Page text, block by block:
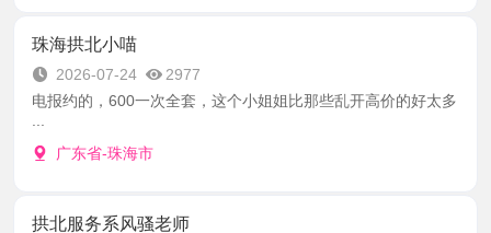
珠海拱北小喵
2026-07-24
2977
电报约的，600一次全套，这个小姐姐比那些乱开高价的好太多
广东省-珠海市
拱北服务系风骚老师